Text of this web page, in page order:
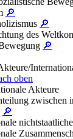
🔎
🔎
des
🔎
oben
Akteure
zwischen
🔎